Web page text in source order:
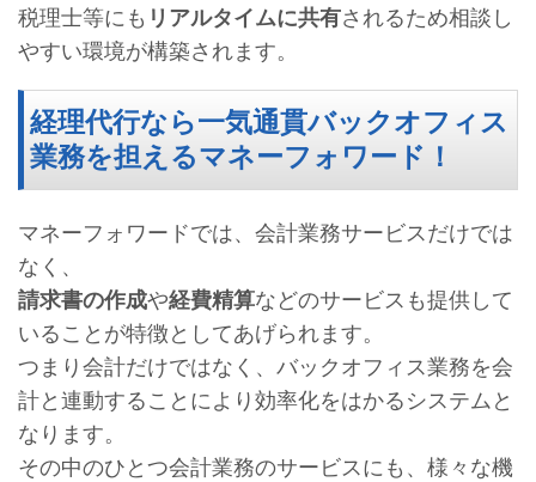
税理士等にも リアルタイムに共有されるため相談し
やすい環境が構築されます。
経理代行なら一気通貫バックオフィス
業務を担えるマネーフォワード！
マネーフォワードでは、会計業務サービスだけでは
なく、
請求書の作成や経費精算などのサービスも提供して
いることが特徴としてあげられます。
つまり会計だけではなく、バックオフィス業務を会
計と連動することにより効率化をはかるシステムと
なります。
その中のひとつ会計業務のサービスにも、様々な機